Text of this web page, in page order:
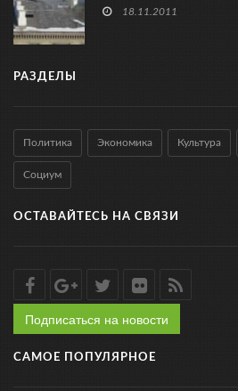
18.11.2011
РАЗДЕЛЫ
Политика Экономика Культура
Социум
ОСТАВАЙТЕСЬ НА СВЯЗИ
Подписаться на новости
САМОЕ ПОПУЛЯРНОЕ